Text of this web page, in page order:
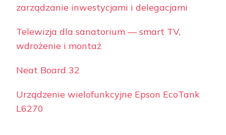
zarządzanie inwestycjami i delegacjami
Telewizja dla sanatorium — smart TV,
wdrożenie i montaż
Neat Board 32
Urządzenie wielofunkcyjne Epson EcoTank
L6270